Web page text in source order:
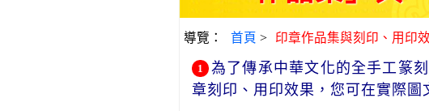
導覽： 首頁 > 印章作品集與刻印、用印
1
為了傳承中華文化的全手工篆
章刻印、用印效果，您可在實際圖